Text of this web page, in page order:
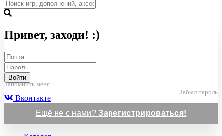
Привет, заходи! :)
Войти
Запомнить меня
Забыл пароль
Вконтакте
Ещё не с нами?Зарегистрироваться!